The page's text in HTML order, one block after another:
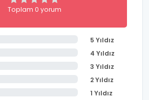
Toplam 0 yorum
5 Yıldız
4 Yıldız
3 Yıldız
2 Yıldız
1 Yıldız